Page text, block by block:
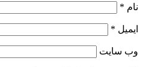
نام *
ایمیل *
وب‌ سایت